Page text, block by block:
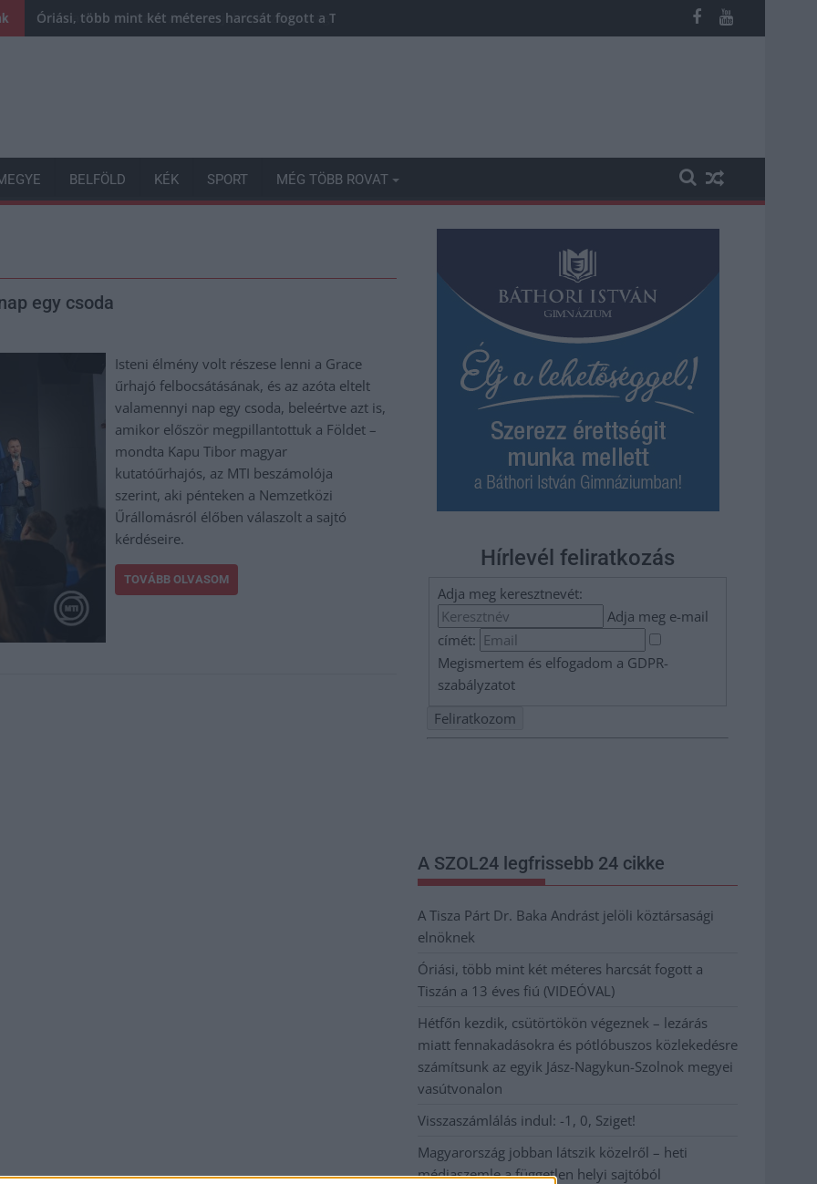
Óriási, több mint két méteres harcsát fogott a Tiszán a 13 éves fiú (VIDEÓVAL)
BELFÖLD KÉK SPORT MÉG TÖBB ROVAT
egy csoda
Isteni élmény volt részese lenni a Grace
űrhajó felbocsátásának, és az azóta eltelt
valamennyi nap egy csoda, beleértve azt is,
amikor először megpillantottuk a Földet –
mondta Kapu Tibor magyar
kutatóűrhajós, az MTI beszámolója
szerint, aki pénteken a Nemzetközi
Űrállomásról élőben válaszolt a sajtó
kérdéseire.
TOVÁBB OLVASOM
Hírlevél feliratkozás
Adja meg keresztnevét:
Adja meg e-mail
címét:
Megismertem és elfogadom a GDPR-
szabályzatot
A SZOL24 legfrissebb 24 cikke
A Tisza Párt Dr. Baka Andrást jelöli köztársasági
elnöknek
Óriási, több mint két méteres harcsát fogott a
Tiszán a 13 éves fiú (VIDEÓVAL)
Hétfőn kezdik, csütörtökön végeznek – lezárás
miatt fennakadásokra és pótlóbuszos közlekedésre
számítsunk az egyik Jász-Nagykun-Szolnok megyei
vasútvonalon
Visszaszámlálás indul: -1, 0, Sziget!
Magyarország jobban látszik közelről – heti
médiaszemle a független helyi sajtóból